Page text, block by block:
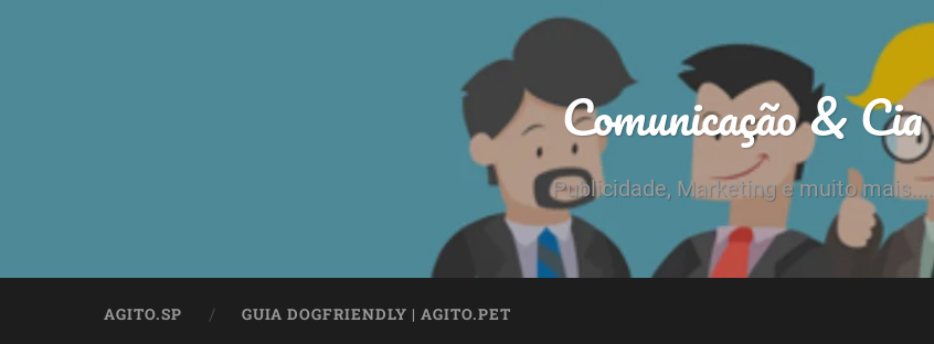
Comunicação & Cia
Publicidade, Marketing e muito mais....
AGITO.SP GUIA DOGFRIENDLY | AGITO.PET